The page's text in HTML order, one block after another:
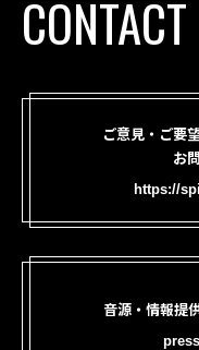
CONTACT
ご意見・ご要
お
https://
音源・情報提